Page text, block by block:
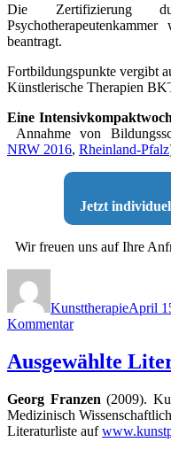
Die Zertifizierung
beantragt.
Fortbildungspunkte vergibt
Künstlerische Therapien
Eine
Annahme von
NRW 2016, Rheinland-Pfalz
Jetzt
Wir freuen uns auf Ihre
KunsttherapieApril
Kommentarzu
Ausgewählte
Georg Franzen (2009).
Medizinisch
Literaturliste auf